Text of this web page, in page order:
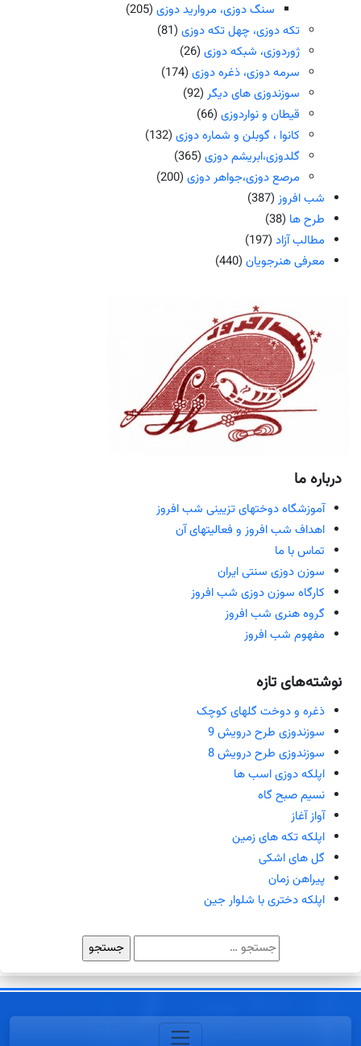
سنگ دوزی، مروارید دوزی(205)
تکه دوزی، چهل تکه دوزی (81)
ژوردوزی، شبکه دوزی (26)
سرمه دوزی، ذغره دوزی (174)
سوزندوزی های دیگر (92)
قیطان و نواردوزی (66)
کانوا ، گوبلن و شماره دوزی (132)
گلدوزی،ابریشم دوزی (365)
مرصع دوزی،جواهر دوزی (200)
شب افروز (387)
طرح ها (38)
مطالب آزاد (197)
معرفی هنرجویان (440)
درباره ما
آموزشگاه دوختهای تزیینی شب افروز
اهداف شب افروز و فعالیتهای آن
تماس با ما
سوزن دوزی سنتی ایران
کارگاه سوزن دوزی شب افروز
گروه هنری شب افروز
مفهوم شب افروز
نوشته‌های تازه
ذغره و دوخت گلهای کوچک
سوزندوزی طرح درویش 9
سوزندوزی طرح درویش 8
اپلکه دوزی اسب ها
نسیم صبح گاه
آواز آغاز
اپلکه تکه های زمین
گل های اشکی
پیراهن زمان
اپلکه دختری با شلوار جین
جستجو
برای: